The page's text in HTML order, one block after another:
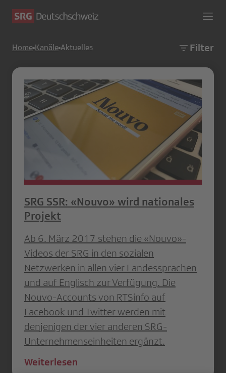
Home Kanäle Aktuelles Filter
SRG SSR: «Nouvo» wird nationales
Projekt
Ab 6. März 2017 stehen die «Nouvo»-
Videos der SRG in den sozialen
Netzwerken in allen vier Landessprachen
und auf Englisch zur Verfügung. Die
Nouvo-Accounts von RTSinfo auf
Facebook und Twitter werden mit
denjenigen der vier anderen SRG-
Unternehmenseinheiten ergänzt.
Weiterlesen